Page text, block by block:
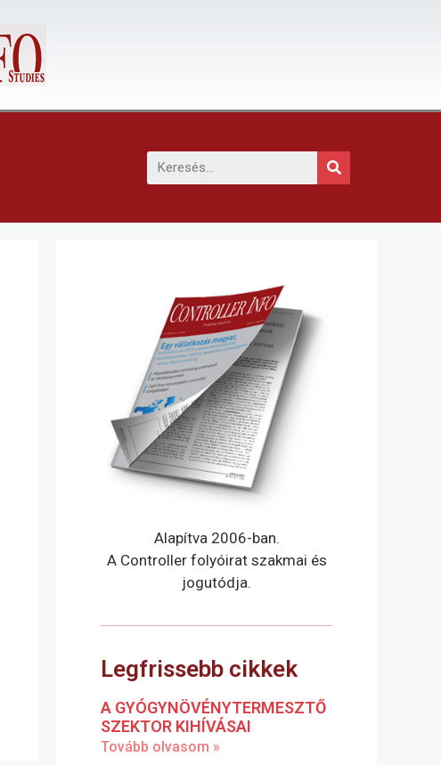
Alapítva 2006-ban.
A Controller folyóirat szakmai és
jogutódja.
Legfrissebb cikkek
A GYÓGYNÖVÉNYTERMESZTŐ
SZEKTOR KIHÍVÁSAI
Tovább olvasom »